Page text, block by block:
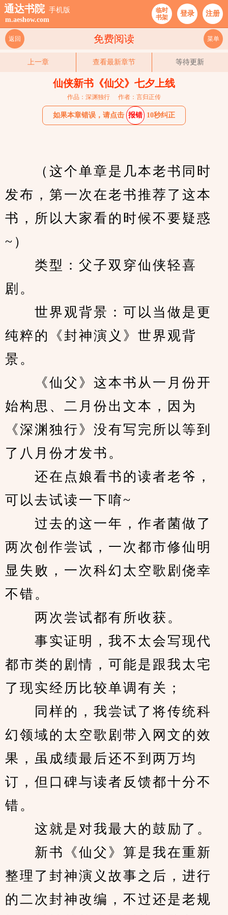
通达书院 手机版
m.aeshow.com
临时
书架
登录 注册
免费阅读
返回 菜单
上一章 查看最新章节 等待更新
仙侠新书《仙父》七夕上线
作品：深渊独行 作者：言归正传
如果本章错误，请点击 报错 10秒纠正
（这个单章是几本老书同时
发布，第一次在老书推荐了这本
书，所以大家看的时候不要疑惑
~）
类型：父子双穿仙侠轻喜
剧。
世界观背景：可以当做是更
纯粹的《封神演义》世界观背
景。
《仙父》这本书从一月份开
始构思、二月份出文本，因为
《深渊独行》没有写完所以等到
了八月份才发书。
还在点娘看书的读者老爷，
可以去试读一下唷~
过去的这一年，作者菌做了
两次创作尝试，一次都市修仙明
显失败，一次科幻太空歌剧侥幸
不错。
两次尝试都有所收获。
事实证明，我不太会写现代
都市类的剧情，可能是跟我太宅
了现实经历比较单调有关；
同样的，我尝试了将传统科
幻领域的太空歌剧带入网文的效
果，虽成绩最后还不到两万均
订，但口碑与读者反馈都十分不
错。
这就是对我最大的鼓励了。
新书《仙父》算是我在重新
整理了封神演义故事之后，进行
的二次封神改编，不过还是老规